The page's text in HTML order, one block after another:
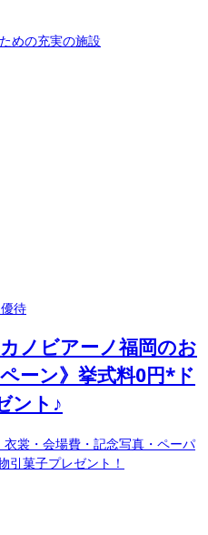
めの充実の施設
待
ノビアーノ福岡のお
ーン》挙式料0円*ド
ント♪
衣裳・会場費・記念写真・ペーパ
引菓子プレゼント！